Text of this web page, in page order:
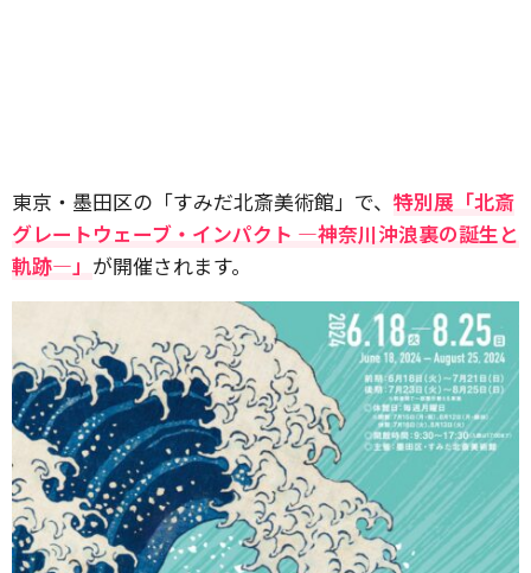
東京・墨田区の「すみだ北斎美術館」で、 特別展「北斎
グレートウェーブ・インパクト ―神奈川沖浪裏の誕生と
軌跡―」 が開催されます。